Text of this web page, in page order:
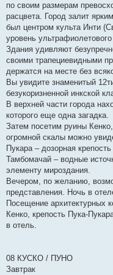
по своим размерам
расцвета. Город залит
был центром культа Инти
уровень
Здания удивляют
своими трапециевидными
держатся на месте без
Вы увидите знаменитый
безукоризненной инкской
В верхней части города
которого еще одна загадка.
Затем посетим руины
огромной скалы можно
Пукара – дозорная
Тамбомачай – водные
элементу мироздания.
Вечером, по желанию,
представления. Ночь в
Посещение архитектурных
Кенко, крепость Пука-
в отель.
08 КУСКО / ПУНО
Завтрак